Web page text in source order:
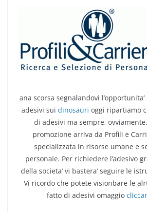
ana scorsa segnalandovi
adesivi sui dinosauri oggi ripartiamo
di adesivi ma sempre,
promozione arriva da Profili e
specializzata in risorse umane e
personale. Per richiedere l’adesivo
della societa’ vi bastera’ seguire le
Vi ricordo che potete visionbare le
fatto di adesivi omaggio